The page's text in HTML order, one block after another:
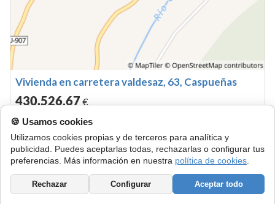
Vivienda en carretera valdesaz, 63, Caspueñas
430.526,67 €
Finalizada Puja secreta
parcela 194 del polígono 8 hoy camino de valdesaz. que
tiene una extensión superficial de once áreas y treinta y
siete centiáreas de las que cinco áreas y cuarenta y una
centiáreas son de pastos y cinco áreas y noventa y seis
centiáreas ...
judicial via de apremio
🍪 Usamos cookies
Utilizamos cookies propias y de terceros para analítica y
publicidad. Puedes aceptarlas todas, rechazarlas o configurar tus
preferencias. Más información en nuestra política de cookies
Rechazar Configurar Aceptar todo